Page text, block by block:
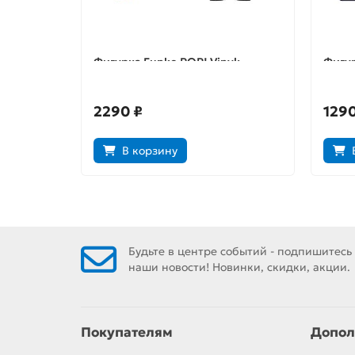
Фигурка Funko POP! Vinyl:
2290 ₽
В корзину
Будьте в центре событий - подпишитесь
наши новости! Новинки, скидки, акции.
Покупателям